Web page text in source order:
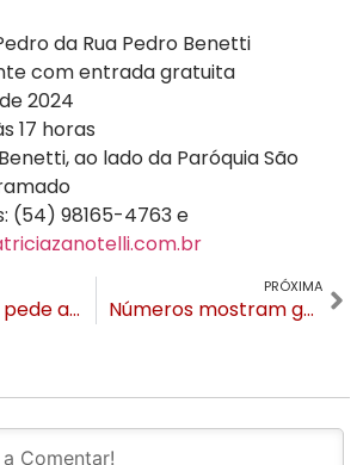
da Rua Pedro Benetti
com entrada gratuita
2024
17 horas
ao lado da Paróquia São
(54) 98165-4763 e
Cantor Daniel pede ajuda ao Turismo na Serra Gaúcha durante visita a Gramado
PRÓXIMA
Números mostram gaúchos salvando o turismo da região em maio, junho e julho